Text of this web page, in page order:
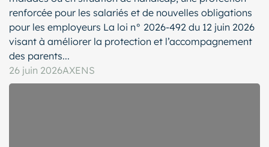
renforcée pour les salariés et de nouvelles obligations
pour les employeurs La loi n° 2026-492 du 12 juin 2026
visant à améliorer la protection et l’accompagnement
des parents...
26 juin 2026AXENS